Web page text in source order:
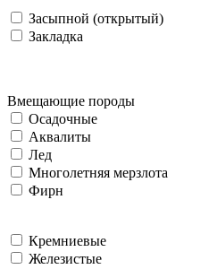
Засыпной (открытый)
Закладка
Вмещающие породы
Осадочные
Аквалиты
Лед
Многолетняя мерзлота
Фирн
Кремниевые
Железистые